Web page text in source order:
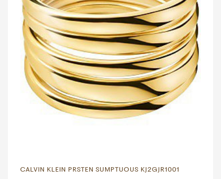
CALVIN KLEIN PRSTEN SUMPTUOUS KJ2GJR1001